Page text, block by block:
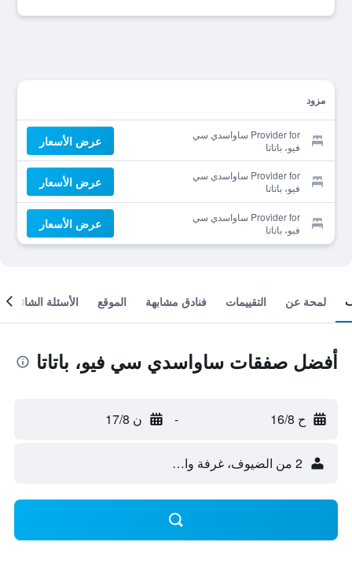
مزود
Provider for ساواسدي سي
فيو، باتاتا
عرض الأسعار
Provider for ساواسدي سي
فيو، باتاتا
عرض الأسعار
Provider for ساواسدي سي
فيو، باتاتا
عرض الأسعار
لمحة عن التقييمات فنادق مشابهة الموقع الأسئلة الشائعة
أفضل صفقات ساواسدي سي فيو، باتاتا
ح 16/8 - ن 17/8
2 من الضيوف، غرفة واحدة